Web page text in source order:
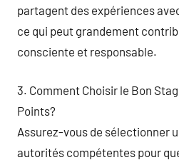
partagent des expériences
ce qui peut grandement
consciente et responsable.
3. Comment Choisir le Bon
Points?
Assurez-vous de sélectionner
autorités compétentes pour